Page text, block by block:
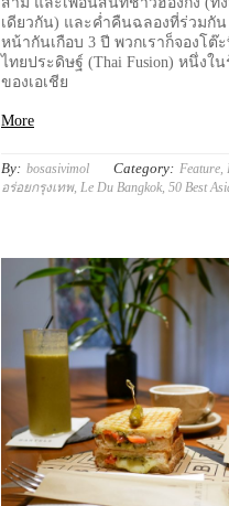
เดียวกัน) และค่ำคืนฉลองที่ร่วมกั
หน้ากันเกือบ 3 ปี พวกเราก็จองโต๊
ไทยประดิษฐ์ (Thai Fusion) หนึ่งใ
ของเอเชีย
More
By: bosasivimol Category: Feature,
อร่อยกรุงเทพ, Le Du Bangkok, 50 Best